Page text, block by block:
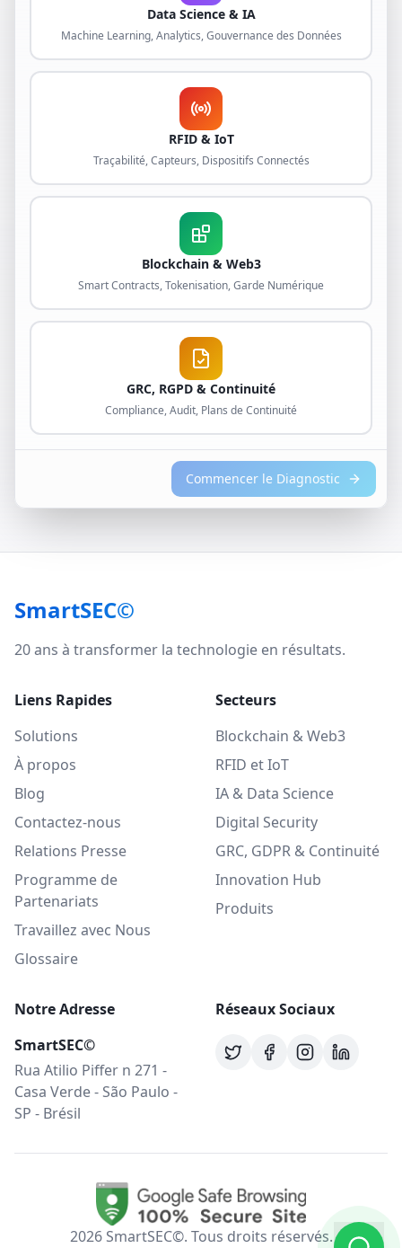
Data Science & IA
Machine Learning, Analytics, Gouvernance des Données
RFID & IoT
Traçabilité, Capteurs, Dispositifs Connectés
Blockchain & Web3
Smart Contracts, Tokenisation, Garde Numérique
GRC, RGPD & Continuité
Compliance, Audit, Plans de Continuité
Commencer le Diagnostic
SmartSEC©
20 ans à transformer la technologie en résultats.
Liens Rapides
Solutions
À propos
Blog
Contactez-nous
Relations Presse
Programme de
Partenariats
Travaillez avec Nous
Glossaire
Secteurs
Blockchain & Web3
RFID et IoT
IA & Data Science
Digital Security
GRC, GDPR & Continuité
Innovation Hub
Produits
Notre Adresse
SmartSEC©
Rua Atilio Piffer n 271 -
Casa Verde - São Paulo -
SP - Brésil
Réseaux Sociaux
2026SmartSEC©. Tous droits réservés.